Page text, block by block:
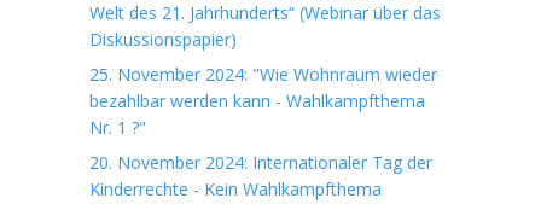
Welt des 21. Jahrhunderts“ (Webinar über das
Diskussionspapier)
25. November 2024: "Wie Wohnraum wieder
bezahlbar werden kann - Wahlkampfthema
Nr. 1 ?"
20. November 2024: Internationaler Tag der
Kinderrechte - Kein Wahlkampfthema